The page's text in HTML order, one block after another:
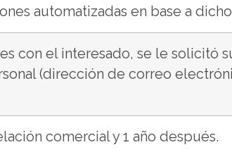
automatizadas en base a
con el interesado, se le solicitó
(dirección de correo
comercial y 1 año después.